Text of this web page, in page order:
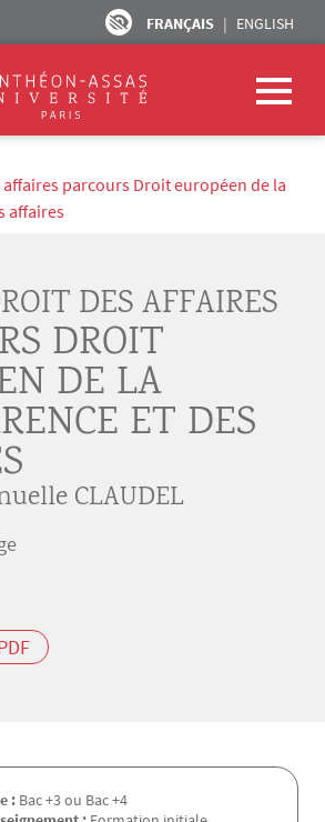
FRANÇAIS ENGLISH
parcours Droit européen de la
affaires
DES AFFAIRES
DROIT
DE LA
ET DES
CLAUDEL
: Bac +3 ou Bac +4